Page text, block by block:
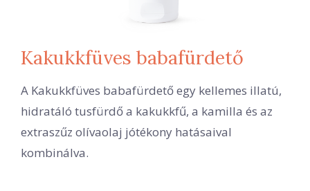
Kakukkfüves babafürdető
A Kakukkfüves babafürdető egy kellemes illatú,
hidratáló tusfürdő a kakukkfű, a kamilla és az
extraszűz olívaolaj jótékony hatásaival
kombinálva.